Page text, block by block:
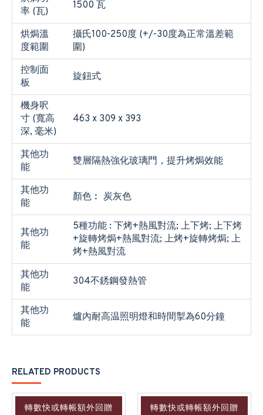
率 (瓦)
1500 瓦
烘焗溫
度範圍
攝氏100-250度 (+/-30度為正常溫差範
圍)
控制面
板
旋鈕式
機身呎
寸 (寬高
深, 毫米)
463 x 309 x 393
其他功
能
雙層隔熱強化玻璃門，提升烤焗效能
其他功
能
顏色︰ 炭灰色
其他功
能
5種功能 : 下烤+熱風對流; 上下烤; 上下烤
+旋轉烤焗+熱風對流; 上烤+旋轉烤焗; 上
烤+熱風對流
其他功
能
304不銹鋼發熱管
其他功
能
爐內耐高温照明燈和時間掣為60分鐘
RELATED PRODUCTS
轉數快或轉帳額外回贈 轉數快或轉帳額外回贈